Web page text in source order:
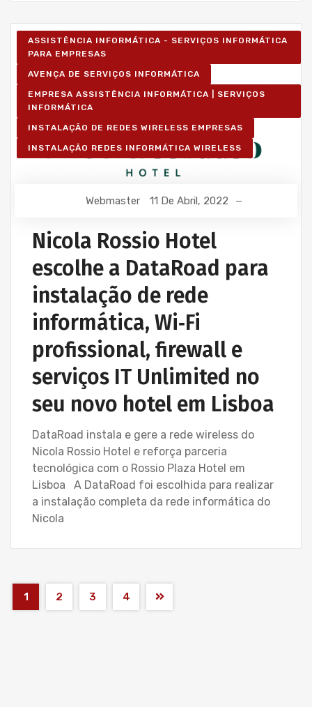
ASSISTÊNCIA INFORMÁTICA - SERVIÇOS INFORMÁTICA
PARA EMPRESAS
AVENÇA DE SERVIÇOS INFORMÁTICA
EMPRESA ASSISTÊNCIA INFORMÁTICA | SERVIÇOS
INFORMÁTICA
INSTALAÇÃO DE REDES WIRELESS EMPRESAS
INSTALAÇÃO REDES INFORMÁTICA WIRELESS
Webmaster 11 De Abril, 2022
Nicola Rossio Hotel
escolhe a DataRoad para
instalação de rede
informática, Wi‑Fi
profissional, firewall e
serviços IT Unlimited no
seu novo hotel em Lisboa
DataRoad instala e gere a rede wireless do
Nicola Rossio Hotel e reforça parceria
tecnológica com o Rossio Plaza Hotel em
Lisboa A DataRoad foi escolhida para realizar
a instalação completa da rede informática do
Nicola
1 2 3 4